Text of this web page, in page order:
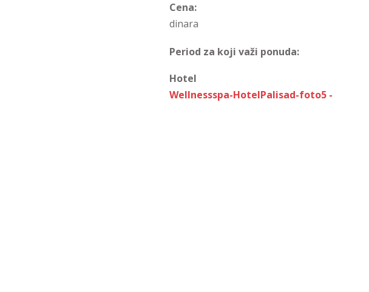
Cena:
dinara
Period za koji važi ponuda:
Hotel
Wellnessspa-HotelPalisad-foto5 -